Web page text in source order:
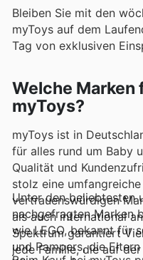
Bleiben Sie mit den
myToys auf dem
Tag von exklusiven
Welche Marken
myToys?
myToys ist in
für alles rund um Baby
Qualität und
stolz eine
vertrauenswürdigen
als auch international
Spektrum garantiert
jede Familie, die auf
Unter den beliebtesten
nachgefragten Marken
wie LEGO, bekannt für
und Pampers, die